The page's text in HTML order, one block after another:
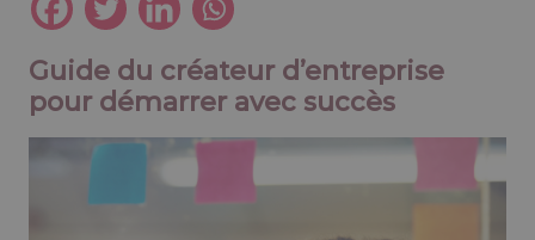
Guide du créateur d’entreprise
pour démarrer avec succès